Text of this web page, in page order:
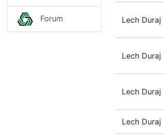
Forum Lech Duraj
Lech Duraj
Lech Duraj
Lech Duraj